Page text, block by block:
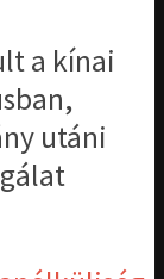
a kínai
utáni